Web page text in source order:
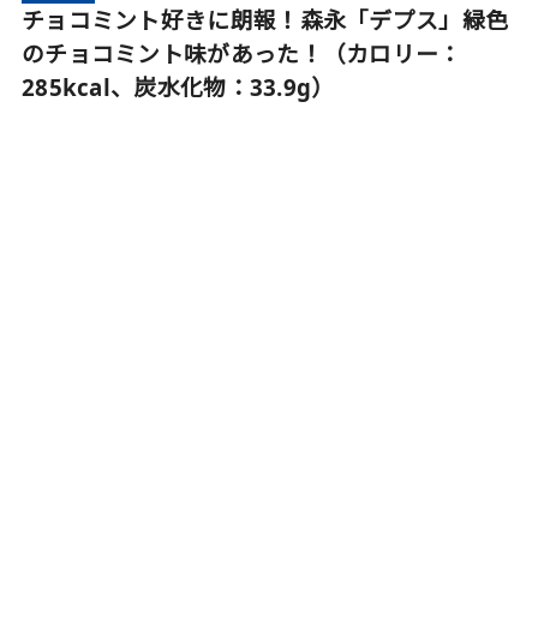
チョコミント好きに朗報！森永「デプス」緑色
のチョコミント味があった！（カロリー：
285kcal、炭水化物：33.9g）